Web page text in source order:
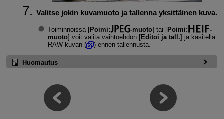
Valitse jokin kuvamuoto ja tallenna yksittäinen kuva.
Toiminnoissa [Poimi: -muoto] tai [Poimi:
-
muoto] voit valita vaihtoehdon [Editoi ja tall.] ja käsitellä
RAW-kuvan (
) ennen tallennusta.
Huomautus